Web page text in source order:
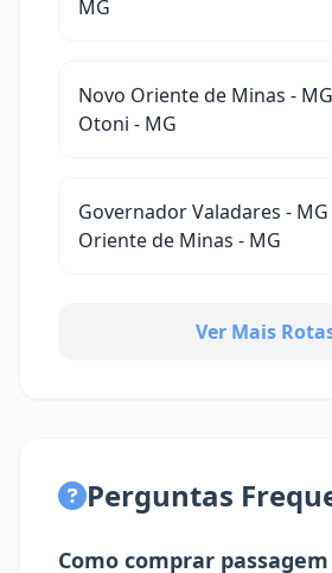
MG
Novo Oriente de Minas -
Otoni - MG
Governador Valadares -
Oriente de Minas - MG
Ver Mais
Perguntas
Como comprar